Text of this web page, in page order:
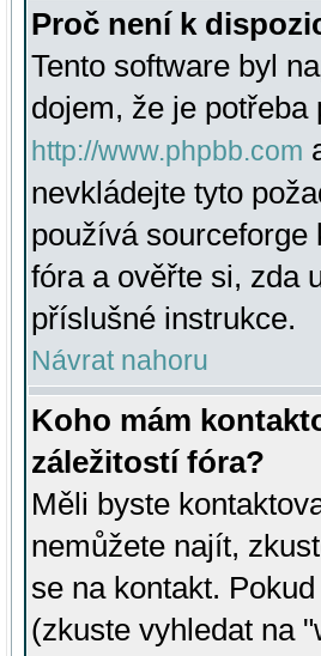
Proč není k
Tento software byl
dojem, že je
http://www.phpbb.com
nevkládejte tyto
používá
fóra a ověřte si, zda
příslušné instrukce.
Návrat nahoru
Koho mám
záležitostí fóra?
Měli byste
nemůžete najít,
se na kontakt.
(zkuste vyhledat na